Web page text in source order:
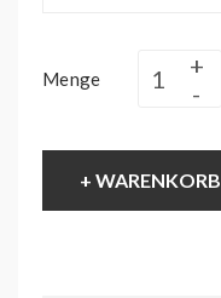
Menge
+ WARENKORB